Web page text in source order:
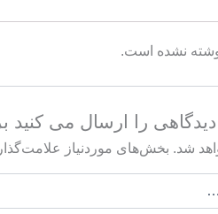
نشده است.
را ارسال می کنید برای “خمیرمایه
شد. بخش‌های موردنیاز